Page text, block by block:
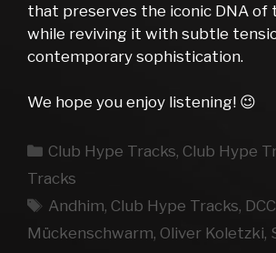
that preserves the iconic DNA of
while reviving it with subtle
contemporary sophistication.
We hope you enjoy listening! 😉
Kategorien
Club Hype Tracks, Club Hype
Tracks
Schlagwörter
Andhim, Club Hype Tracks, DCC
Mückenschwarm, Oliver Koletzki,